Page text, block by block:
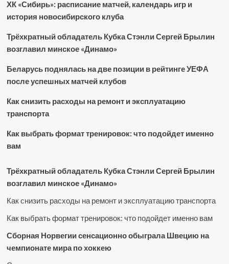
ХК «Сибирь»: расписание матчей, календарь игр и
история новосибирского клуба
Трёхкратный обладатель Кубка Стэнли Сергей Брылин
возглавил минское «Динамо»
Беларусь поднялась на две позиции в рейтинге УЕФА
после успешных матчей клубов
Как снизить расходы на ремонт и эксплуатацию
транспорта
Как выбрать формат тренировок: что подойдет именно
вам
Трёхкратный обладатель Кубка Стэнли Сергей Брылин
возглавил минское «Динамо»
Как снизить расходы на ремонт и эксплуатацию транспорта
Как выбрать формат тренировок: что подойдет именно вам
Сборная Норвегии сенсационно обыграла Швецию на
чемпионате мира по хоккею